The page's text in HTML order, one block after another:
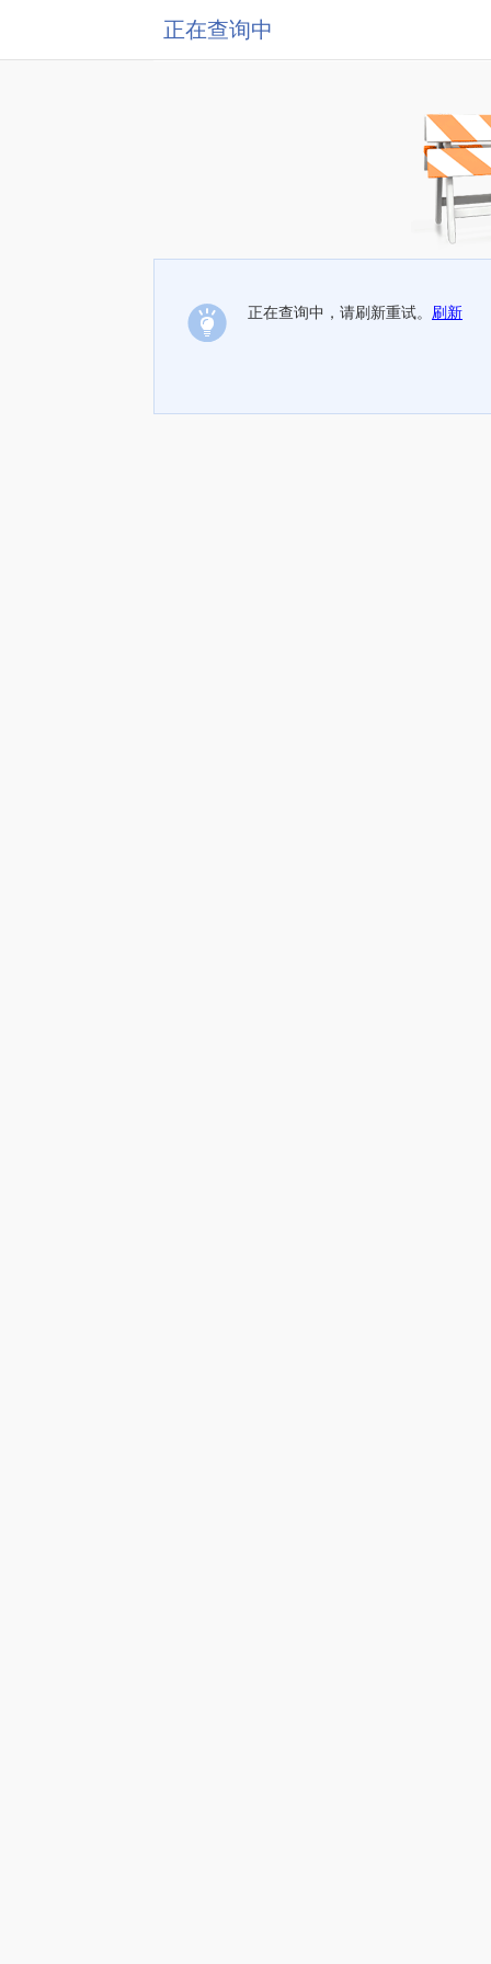
正在查询中
正在查询中，请刷新重试。 刷新